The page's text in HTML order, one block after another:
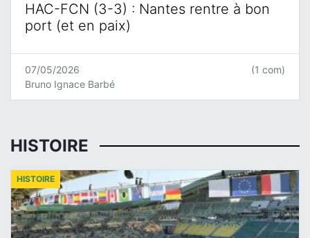
HAC-FCN (3-3) : Nantes rentre à bon
port (et en paix)
07/05/2026
Bruno Ignace Barbé
(1 com)
HISTOIRE
HISTOIRE